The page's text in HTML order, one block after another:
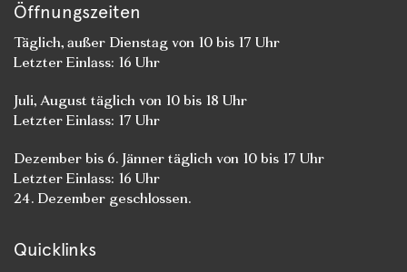
Öffnungszeiten
Täglich, außer Dienstag von 10 bis 17 Uhr
Letzter Einlass: 16 Uhr
Juli, August täglich von 10 bis 18 Uhr
Letzter Einlass: 17 Uhr
Dezember bis 6. Jänner täglich von 10 bis 17 Uhr
Letzter Einlass: 16 Uhr
24. Dezember geschlossen.
Quicklinks